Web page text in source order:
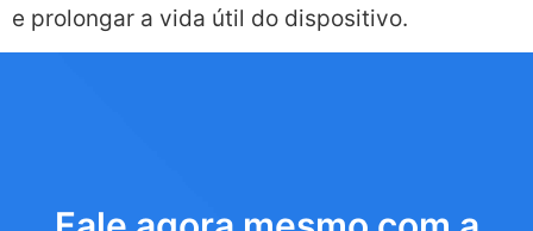
e prolongar a vida útil do dispositivo.